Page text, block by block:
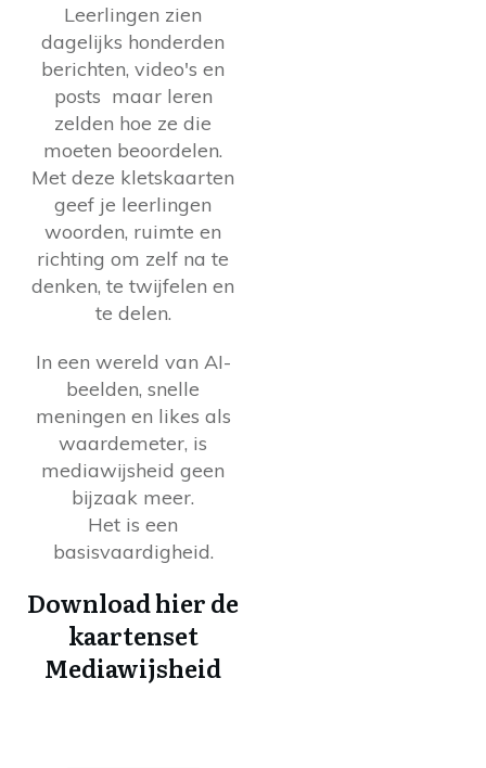
Leerlingen zien
dagelijks honderden
berichten, video's en
posts maar leren
zelden hoe ze die
moeten beoordelen.
Met deze kletskaarten
geef je leerlingen
woorden, ruimte en
richting om zelf na te
denken, te twijfelen en
te delen.
In een wereld van AI-
beelden, snelle
meningen en likes als
waardemeter, is
mediawijsheid geen
bijzaak meer.
Het is een
basisvaardigheid.
Download hier de
kaartenset
Mediawijsheid